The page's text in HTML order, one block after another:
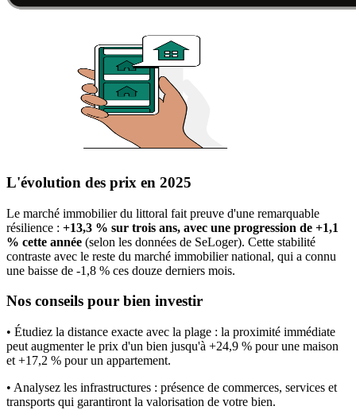
L'évolution des prix en 2025
Le marché immobilier du littoral fait preuve d'une remarquable
résilience : +13,3 % sur trois ans, avec une progression de +1,1
% cette année (selon les données de SeLoger). Cette stabilité
contraste avec le reste du marché immobilier national, qui a connu
une baisse de -1,8 % ces douze derniers mois.
Nos conseils pour bien investir
• Étudiez la distance exacte avec la plage : la proximité immédiate
peut augmenter le prix d'un bien jusqu'à +24,9 % pour une maison
et +17,2 % pour un appartement.
• Analysez les infrastructures : présence de commerces, services et
transports qui garantiront la valorisation de votre bien.